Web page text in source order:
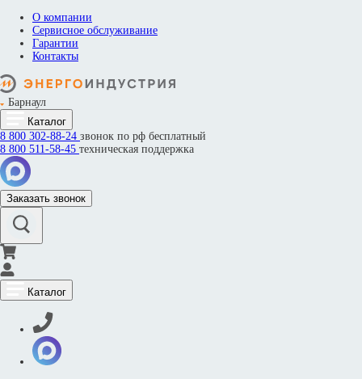
О компании
Сервисное обслуживание
Гарантии
Контакты
Барнаул
Каталог
8 800 302-88-24 звонок по рф бесплатный
8 800 511-58-45 техническая поддержка
Заказать звонок
Каталог